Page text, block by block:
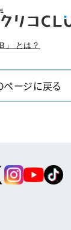
」 とは？
ページに戻る